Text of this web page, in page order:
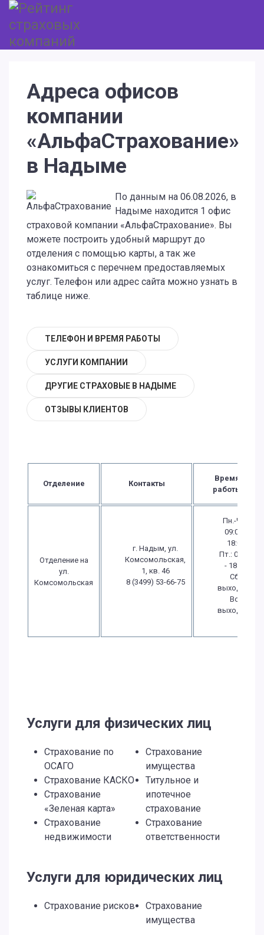
Адреса офисов
компании
«АльфаСтрахование»
в Надыме
По данным на 06.08.2026, в
Надыме находится 1 офис
страховой компании «АльфаСтрахование». Вы
можете построить удобный маршрут до
отделения с помощью карты, а так же
ознакомиться с перечнем предоставляемых
услуг. Телефон или адрес сайта можно узнать в
таблице ниже.
ТЕЛЕФОН И ВРЕМЯ РАБОТЫ
УСЛУГИ КОМПАНИИ
ДРУГИЕ СТРАХОВЫЕ В НАДЫМЕ
ОТЗЫВЫ КЛИЕНТОВ
Отделение Контакты
Время
работы
Отделение на
ул.
Комсомольская
г. Надым, ул.
Комсомольская,
1, кв. 46
8 (3499) 53-66-75
Пн.-Чт.:
09:00 -
18:00
Пт.: 09:00
- 18:00
Сб.:
выходной
Вс.:
выходной
Услуги для физических лиц
Страхование по
ОСАГО
Страхование КАСКО
Страхование
«Зеленая карта»
Страхование
недвижимости
Страхование
имущества
Титульное и
ипотечное
страхование
Страхование
ответственности
Услуги для юридических лиц
Страхование рисков
Страхование
имущества